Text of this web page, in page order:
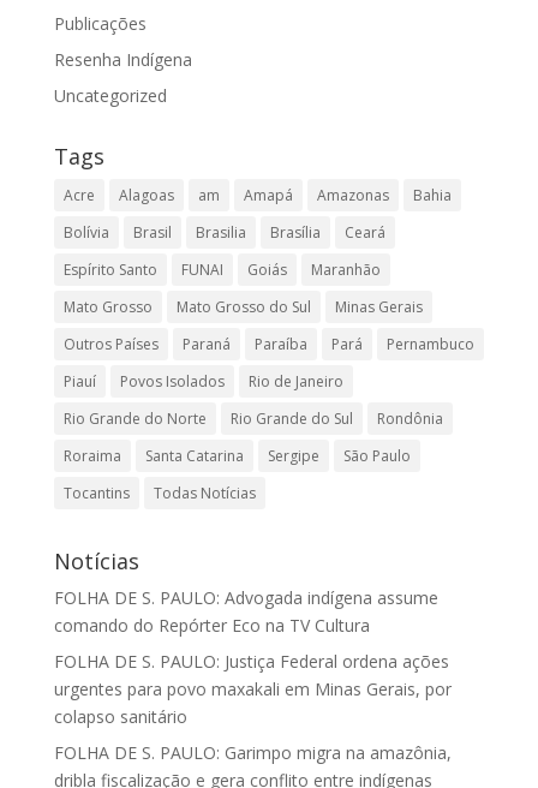
Publicações
Resenha Indígena
Uncategorized
Tags
Acre Alagoas am Amapá Amazonas
Bahia
Bolívia
Brasil Brasilia Brasília
Ceará
Espírito Santo
FUNAI Goiás
Maranhão
Mato Grosso
Mato Grosso do Sul
Minas Gerais
Outros Países
Paraná Paraíba Pará
Pernambuco
Piauí
Povos Isolados
Rio de Janeiro
Rio Grande do Norte
Rio Grande do Sul
Rondônia
Roraima
Santa Catarina Sergipe
São Paulo
Tocantins
Todas Notícias
Notícias
FOLHA DE S. PAULO: Advogada indígena assume
comando do Repórter Eco na TV Cultura
FOLHA DE S. PAULO: Justiça Federal ordena ações
urgentes para povo maxakali em Minas Gerais, por
colapso sanitário
FOLHA DE S. PAULO: Garimpo migra na amazônia,
dribla fiscalização e gera conflito entre indígenas